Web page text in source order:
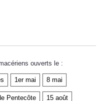
ouverts le :
1er mai 8 mai
Pentecôte 15 août